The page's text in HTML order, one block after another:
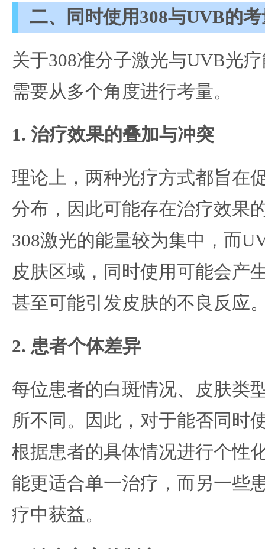
二、同时使用308与UVB的
关于308准分子激光与UVB光
需要从多个角度进行考量。
1. 治疗效果的叠加与冲突
理论上，两种光疗方式都旨在
分布，因此可能存在治疗效果
308激光的能量较为集中，而
皮肤区域，同时使用可能会产
甚至可能引发皮肤的不良反应
2. 患者个体差异
每位患者的白斑情况、皮肤类
所不同。因此，对于能否同时
根据患者的具体情况进行个性
能更适合单一治疗，而另一些
疗中获益。